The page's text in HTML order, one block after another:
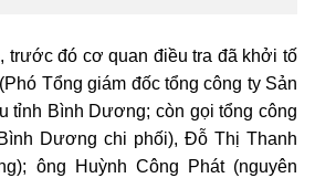
trước đó cơ quan điều tra đã khởi tố
Tổng giám đốc tổng công ty Sản
tỉnh Bình Dương; còn gọi tổng công
Dương chi phối), Đỗ Thị Thanh
ông Huỳnh Công Phát (nguyên